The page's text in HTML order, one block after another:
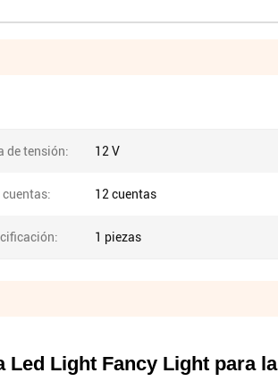
de tensión: 12 V
cuentas: 12 cuentas
1 piezas
Led Light Fancy Light para la